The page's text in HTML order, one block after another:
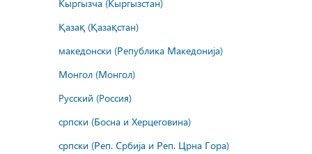
Кыргызча (Кыргызстан)
Қазақ (Қазақстан)
македонски (Република Македонија)
Монгол (Монгол)
Русский (Россия)
српски (Босна и Херцеговина)
српски (Реп. Србија и Реп. Црна Гора)